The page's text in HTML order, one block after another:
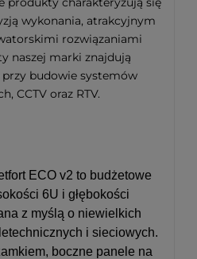
wykonania, atrakcyjnym
rozwiązaniami
naszej marki znajdują
budowie systemów
CCTV oraz RTV.
ECO v2 to budżetowe
6U i głębokości
z myślą o niewielkich
i sieciowych.
boczne panele na